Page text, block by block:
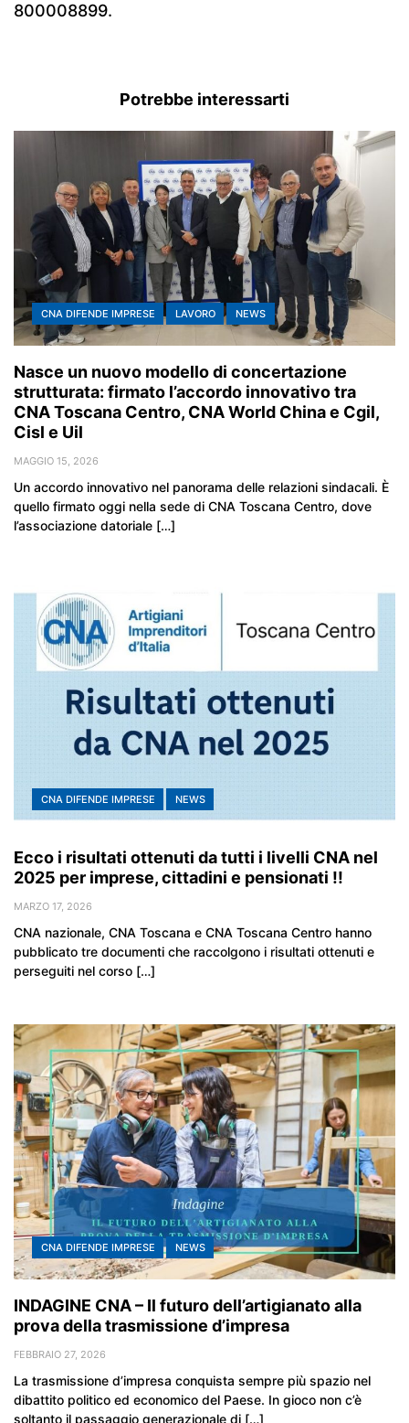
800008899.
Potrebbe interessarti
CNA DIFENDE IMPRESE LAVORO NEWS
Nasce un nuovo modello di concertazione
strutturata: firmato l’accordo innovativo tra
CNA Toscana Centro, CNA World China e Cgil,
Cisl e Uil
MAGGIO 15, 2026
Un accordo innovativo nel panorama delle relazioni sindacali. È
quello firmato oggi nella sede di CNA Toscana Centro, dove
l’associazione datoriale […]
CNA DIFENDE IMPRESE NEWS
Ecco i risultati ottenuti da tutti i livelli CNA nel
2025 per imprese, cittadini e pensionati !!
MARZO 17, 2026
CNA nazionale, CNA Toscana e CNA Toscana Centro hanno
pubblicato tre documenti che raccolgono i risultati ottenuti e
perseguiti nel corso […]
CNA DIFENDE IMPRESE NEWS
INDAGINE CNA – Il futuro dell’artigianato alla
prova della trasmissione d’impresa
FEBBRAIO 27, 2026
La trasmissione d’impresa conquista sempre più spazio nel
dibattito politico ed economico del Paese. In gioco non c’è
soltanto il passaggio generazionale di […]